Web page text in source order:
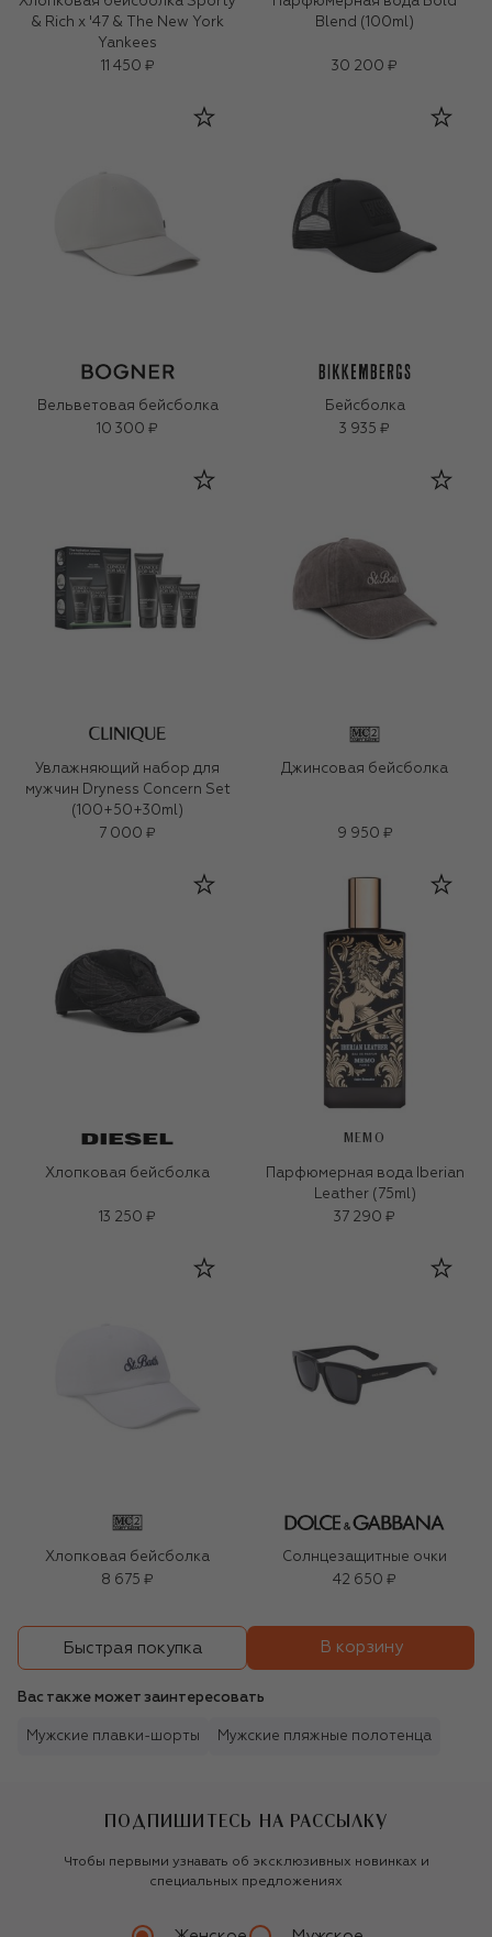
& Rich x '47 & The New York
Yankees
11 450 ₽
Blend (100ml)
30 200 ₽
Вельветовая бейсболка
10 300 ₽
Бейсболка
3 935 ₽
Увлажняющий набор для
мужчин Dryness Concern Set
(100+50+30ml)
7 000 ₽
Джинсовая бейсболка
9 950 ₽
Хлопковая бейсболка
13 250 ₽
MEMO
Парфюмерная вода Iberian
Leather (75ml)
37 290 ₽
Хлопковая бейсболка
8 675 ₽
Солнцезащитные очки
42 650 ₽
Быстрая покупка В корзину
Вас также может заинтересовать
Мужские плавки-шорты Мужские пляжные полотенца
ПОДПИШИТЕСЬ НА РАССЫЛКУ
Чтобы первыми узнавать об эксклюзивных новинках и
специальных предложениях